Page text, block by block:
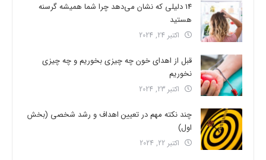
14 دلیلی که نشان می‌دهد چرا شما همیشه گرسنه
هستید
اکتبر 24, 2024
قبل از اهدای خون چه چیزی بخوریم و چه چیزی
نخوریم
اکتبر 23, 2024
چند نکته مهم در تعیین اهداف و رشد شخصی (بخش
اول)
اکتبر 22, 2024